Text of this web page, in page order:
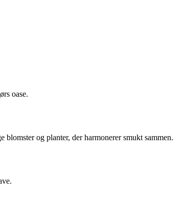
oase.
og planter, der harmonerer smukt sammen.